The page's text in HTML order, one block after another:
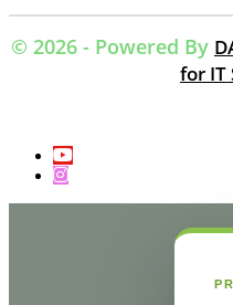
© 2026 - Powered By
for IT